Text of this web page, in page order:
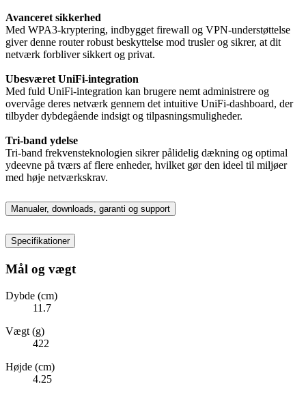
Avanceret sikkerhed
Med WPA3-kryptering, indbygget firewall og VPN-understøttelse
giver denne router robust beskyttelse mod trusler og sikrer, at dit
netværk forbliver sikkert og privat.
Ubesværet UniFi-integration
Med fuld UniFi-integration kan brugere nemt administrere og
overvåge deres netværk gennem det intuitive UniFi-dashboard, der
tilbyder dybdegående indsigt og tilpasningsmuligheder.
Tri-band ydelse
Tri-band frekvensteknologien sikrer pålidelig dækning og optimal
ydeevne på tværs af flere enheder, hvilket gør den ideel til miljøer
med høje netværkskrav.
Manualer, downloads, garanti og support
Specifikationer
Mål og vægt
Dybde (cm)
11.7
Vægt (g)
422
Højde (cm)
4.25